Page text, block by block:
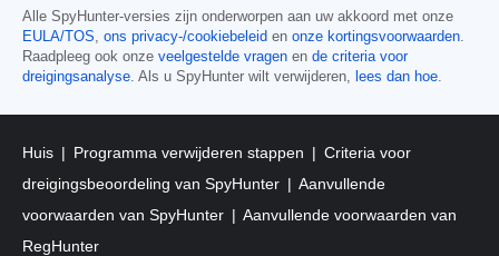
Alle SpyHunter-versies zijn onderworpen aan uw akkoord met onze
EULA/TOS, ons privacy-/cookiebeleid en onze kortingsvoorwaarden.
Raadpleeg ook onze veelgestelde vragen en de criteria voor
dreigingsanalyse. Als u SpyHunter wilt verwijderen, lees dan hoe.
Huis Programma verwijderen stappen
Criteria voor
dreigingsbeoordeling van SpyHunter
Aanvullende
voorwaarden van SpyHunter
Aanvullende voorwaarden van
RegHunter